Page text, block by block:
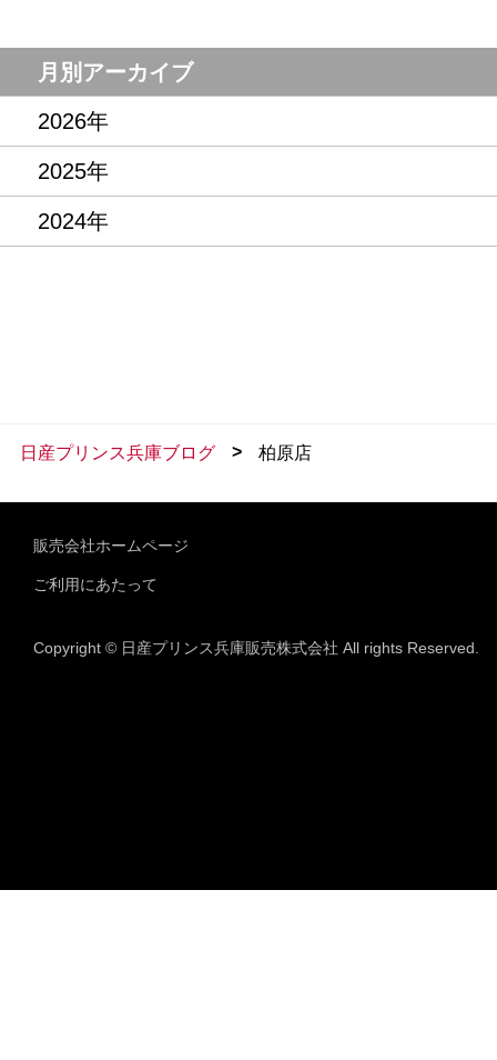
月別アーカイブ
2026年
2025年
2024年
日産プリンス兵庫ブログ > 柏原店
販売会社ホームページ
ご利用にあたって
Copyright © 日産プリンス兵庫販売株式会社 All rights Reserved.